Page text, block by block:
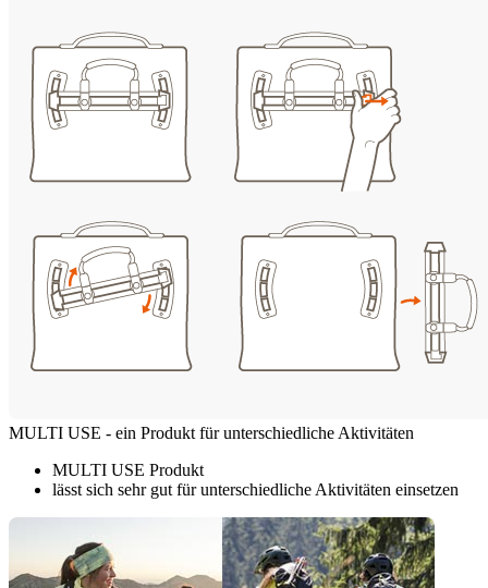
MULTI USE - ein Produkt für unterschiedliche Aktivitäten
MULTI USE Produkt
lässt sich sehr gut für unterschiedliche Aktivitäten einsetzen